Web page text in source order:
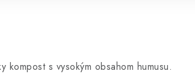
s vysokým obsahom humusu.